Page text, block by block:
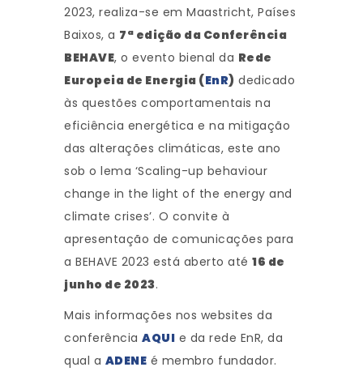
2023, realiza-se em Maastricht, Países
Baixos, a 7ª edição da Conferência
BEHAVE, o evento bienal da Rede
Europeia de Energia (EnR) dedicado
às questões comportamentais na
eficiência energética e na mitigação
das alterações climáticas, este ano
sob o lema ‘Scaling-up behaviour
change in the light of the energy and
climate crises’. O convite à
apresentação de comunicações para
a BEHAVE 2023 está aberto até 16 de
junho de 2023.
Mais informações nos websites da
conferência AQUI e da rede EnR, da
qual a ADENE é membro fundador.